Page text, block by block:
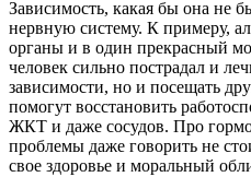
Зависимость, какая бы она не
нервную систему. К примеру,
органы и в один прекрасный
человек сильно пострадал и
зависимости, но и посещать
помогут восстановить
ЖКТ и даже сосудов. Про
проблемы даже говорить не
свое здоровье и моральный